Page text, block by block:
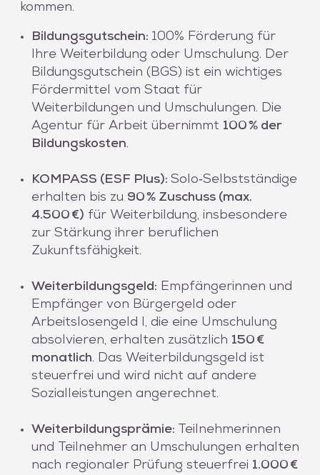
kommen.
Bildungsgutschein: 100% Förderung für
Ihre Weiterbildung oder Umschulung. Der
Bildungsgutschein (BGS) ist ein wichtiges
Fördermittel vom Staat für
Weiterbildungen und Umschulungen. Die
Agentur für Arbeit übernimmt 100 % der
Bildungskosten.
KOMPASS (ESF Plus): Solo‑Selbstständige
erhalten bis zu 90 % Zuschuss (max.
4.500 €) für Weiterbildung, insbesondere
zur Stärkung ihrer beruflichen
Zukunftsfähigkeit.
Weiterbildungsgeld: Empfängerinnen und
Empfänger von Bürgergeld oder
Arbeitslosengeld I, die eine Umschulung
absolvieren, erhalten zusätzlich 150 €
monatlich. Das Weiterbildungsgeld ist
steuerfrei und wird nicht auf andere
Sozialleistungen angerechnet.
Weiterbildungsprämie: Teilnehmerinnen
und Teilnehmer an Umschulungen erhalten
nach regionaler Prüfung steuerfrei 1.000 €